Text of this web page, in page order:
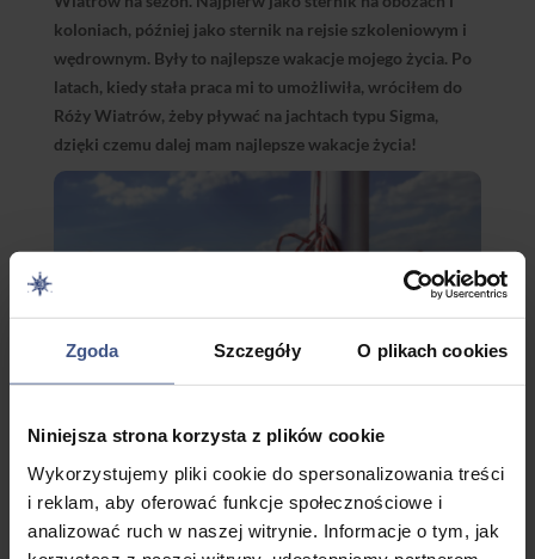
Zgoda Szczegóły O plikach cookies
Niniejsza strona korzysta z plików cookie
Wykorzystujemy pliki cookie do spersonalizowania treści
i reklam, aby oferować funkcje społecznościowe i
analizować ruch w naszej witrynie. Informacje o tym, jak
koloniach, później jako sternik na rejsie szkoleniowym i
wędrownym. Były to najlepsze wakacje mojego życia. Po
latach, kiedy stała praca mi to umożliwiła, wróciłem do
Róży Wiatrów, żeby pływać na jachtach typu Sigma,
dzięki czemu dalej mam najlepsze wakacje życia!
Bartłomiej Ostrowski